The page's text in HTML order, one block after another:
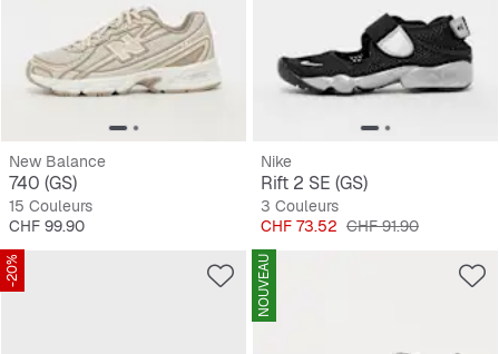
New Balance
740 (GS)
15 Couleurs
Prix
CHF 99.90
Nike
Rift 2 SE (GS)
3 Couleurs
Prix
CHF 73.52 Prix original
CHF 91.90
-20% NOUVEAU